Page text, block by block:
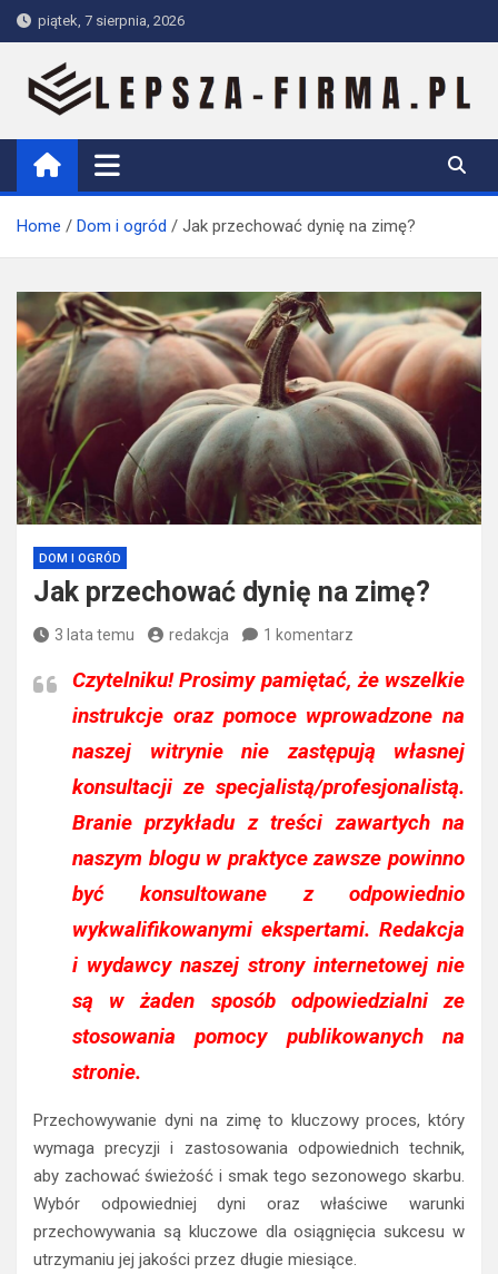
Skip
to
content
piątek, 7 sierpnia, 2026
Lepsza-firma.pl
Home Dom i ogród Jak przechować dynię na zimę?
DOM I OGRÓD
Jak przechować dynię na zimę?
3 lata temu redakcja 1 komentarz
Czytelniku!Prosimy pamiętać, że wszelkie
instrukcje oraz pomoce wprowadzone na
naszej witrynie nie zastępują własnej
konsultacji ze specjalistą/profesjonalistą.
Branie przykładu z treści zawartych na
naszym blogu w praktyce zawsze powinno
być konsultowane z odpowiednio
wykwalifikowanymi ekspertami. Redakcja
i wydawcy naszej strony internetowej nie
są w żaden sposób odpowiedzialni ze
stosowania pomocy publikowanych na
stronie.
Przechowywanie dyni na zimę to kluczowy proces, który
wymaga precyzji i zastosowania odpowiednich technik,
aby zachować świeżość i smak tego sezonowego skarbu.
Wybór odpowiedniej dyni oraz właściwe warunki
przechowywania są kluczowe dla osiągnięcia sukcesu w
utrzymaniu jej jakości przez długie miesiące.